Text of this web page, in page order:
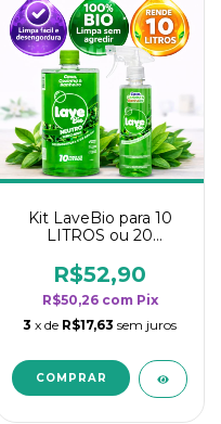
Kit LaveBio para 10
LITROS ou 20
rendimento da
categoria - Neutro
R$52,90
R$50,26 com Pix
3 x de R$17,63 sem juros